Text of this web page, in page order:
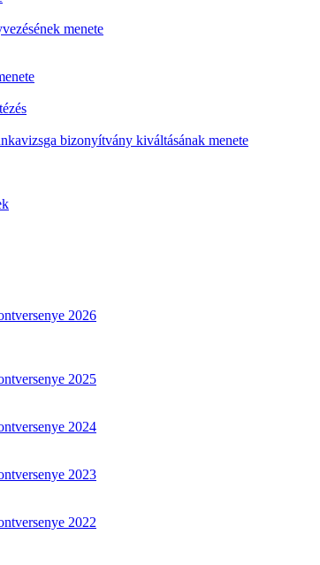
menete
bizonyítvány kiváltásának menete
2026
2025
2024
2023
2022